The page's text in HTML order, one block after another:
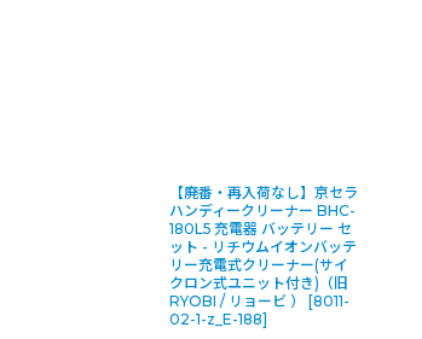
【廃番・再入荷なし】京セラ
ハンディークリーナー BHC-
180L5 充電器 バッテリー セ
ット - リチウムイオンバッテ
リー充電式クリーナー(サイ
クロン式ユニット付き)（旧
RYOBI / リョービ ）
[8011-
02-1-z_E-188]